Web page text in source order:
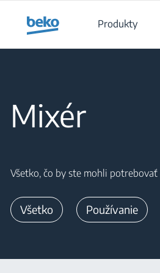
Produkty
Mixér
Všetko, čo by ste mohli potrebovať
Všetko Používanie